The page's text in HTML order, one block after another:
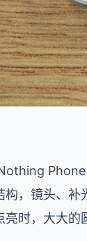
构，镜头、补
亮时，大大的